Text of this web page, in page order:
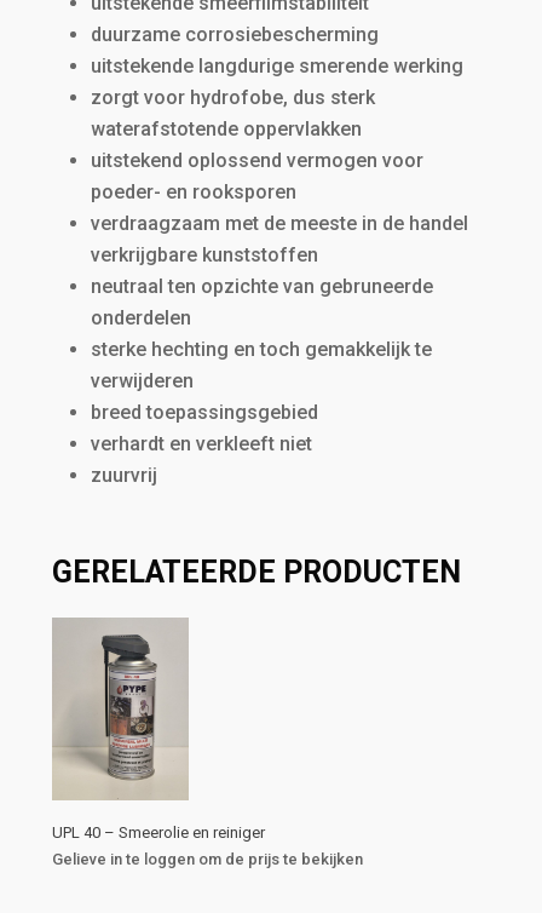
duurzame corrosiebescherming
uitstekende langdurige smerende werking
zorgt voor hydrofobe, dus sterk
waterafstotende oppervlakken
uitstekend oplossend vermogen voor
poeder- en rooksporen
verdraagzaam met de meeste in de handel
verkrijgbare kunststoffen
neutraal ten opzichte van gebruneerde
onderdelen
sterke hechting en toch gemakkelijk te
verwijderen
breed toepassingsgebied
verhardt en verkleeft niet
zuurvrij
GERELATEERDE PRODUCTEN
UPL 40 – Smeerolie en reiniger
Gelieve in te loggen om de prijs te bekijken